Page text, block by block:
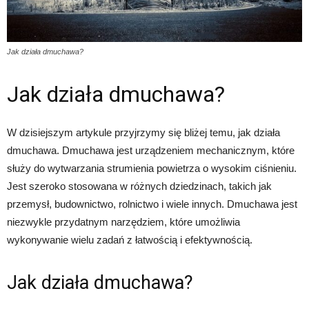
Jak działa dmuchawa?
Jak działa dmuchawa?
W dzisiejszym artykule przyjrzymy się bliżej temu, jak działa
dmuchawa. Dmuchawa jest urządzeniem mechanicznym, które
służy do wytwarzania strumienia powietrza o wysokim ciśnieniu.
Jest szeroko stosowana w różnych dziedzinach, takich jak
przemysł, budownictwo, rolnictwo i wiele innych. Dmuchawa jest
niezwykle przydatnym narzędziem, które umożliwia
wykonywanie wielu zadań z łatwością i efektywnością.
Jak działa dmuchawa?